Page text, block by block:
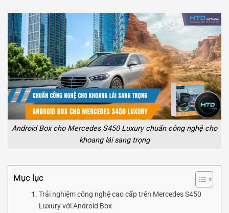
Android Box cho Mercedes S450 Luxury chuẩn công nghệ cho
khoang lái sang trọng
Mục lục
Trải nghiệm công nghệ cao cấp trên Mercedes S450
Luxury với Android Box